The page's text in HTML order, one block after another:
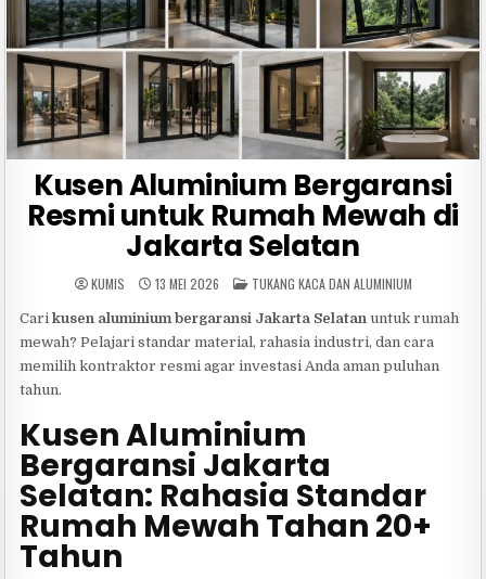
Kusen Aluminium Bergaransi
Resmi untuk Rumah Mewah di
Jakarta Selatan
KUMIS 13 MEI 2026 POSTED
IN
TUKANG KACA DAN ALUMINIUM
Carikusen aluminium bergaransi Jakarta Selatan untuk rumah
mewah? Pelajari standar material, rahasia industri, dan cara
memilih kontraktor resmi agar investasi Anda aman puluhan
tahun.
Kusen Aluminium
Bergaransi Jakarta
Selatan: Rahasia Standar
Rumah Mewah Tahan 20+
Tahun